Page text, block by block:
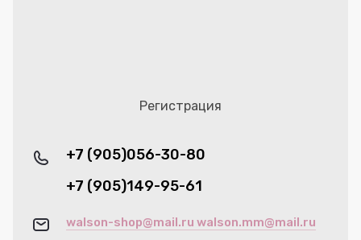
Регистрация
+7 (905)056-30-80
+7 (905)149-95-61
walson-shop@mail.ru walson.mm@mail.ru